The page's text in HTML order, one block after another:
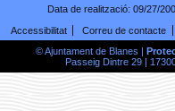
Data de realització: 09/27/
Accessibilitat
Correu de contacte
© Ajuntament de Blanes |
Passeig Dintre 29 |